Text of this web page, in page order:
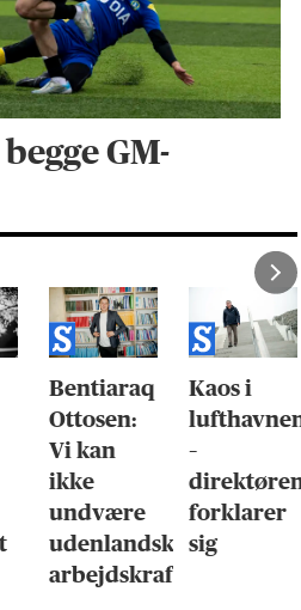
GM-
Bentiaraq
Ottosen:
Vi kan
ikke
undvære
udenlandsk
arbejdskraft
Kaos i
–
forklarer
sig